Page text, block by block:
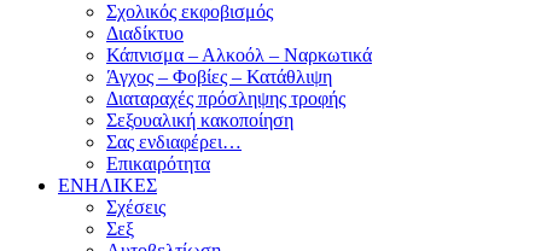
Σχολικός εκφοβισμός
Διαδίκτυο
Κάπνισμα – Αλκοόλ – Ναρκωτικά
Άγχος – Φοβίες – Κατάθλιψη
Διαταραχές πρόσληψης τροφής
Σεξουαλική κακοποίηση
Σας ενδιαφέρει…
Επικαιρότητα
ΕΝΗΛΙΚΕΣ
Σχέσεις
Σεξ